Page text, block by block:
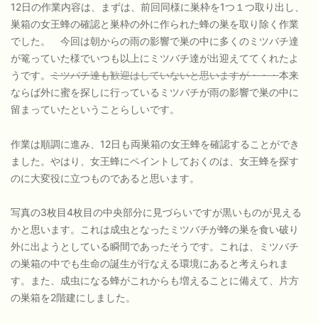
12日の作業内容は、まずは、前回同様に巣枠を1つ１つ取り出し、
巣箱の女王蜂の確認と巣枠の外に作られた蜂の巣を取り除く作業
でした。 今回は朝からの雨の影響で巣の中に多くのミツバチ達
が篭っていた様でいつも以上にミツバチ達が出迎えててくれたよ
うです。 ミツバチ達も歓迎はしていないと思いますが・・・本来
ならば外に蜜を探しに行っているミツバチが雨の影響で巣の中に
留まっていたということらしいです。
作業は順調に進み、12日も両巣箱の女王蜂を確認することができ
ました。やはり、女王蜂にペイントしておくのは、女王蜂を探す
のに大変役に立つものであると思います。
写真の3枚目4枚目の中央部分に見づらいですが黒いものが見える
かと思います。これは成虫となったミツバチが蜂の巣を食い破り
外に出ようとしている瞬間であったそうです。これは、ミツバチ
の巣箱の中でも生命の誕生が行なえる環境にあると考えられま
す。また、成虫になる蜂がこれからも増えることに備えて、片方
の巣箱を2階建にしました。